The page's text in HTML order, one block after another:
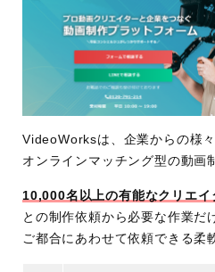
VideoWorksは、企業からの様
オンラインマッチング型の動画
10,000名以上の有能なクリエイ
との制作依頼から必要な作業だ
ご都合にあわせて依頼できる柔